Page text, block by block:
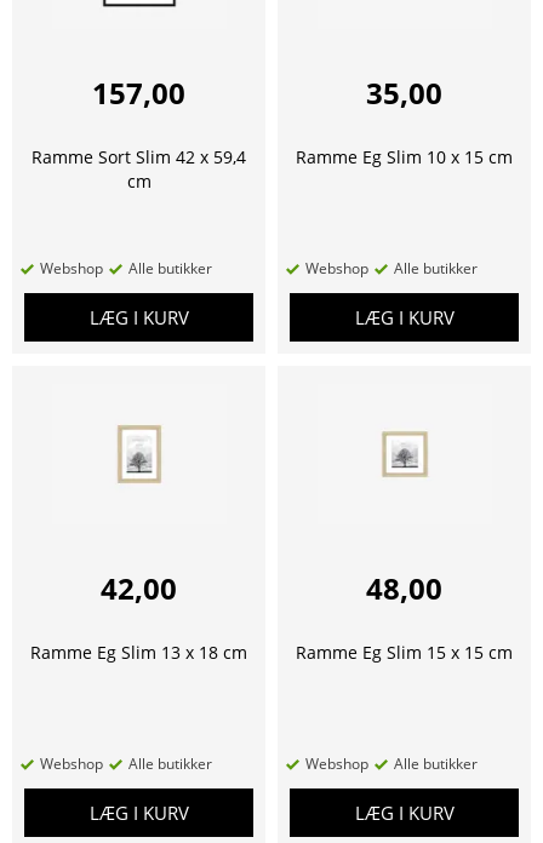
157,00
Ramme Sort Slim 42 x 59,4
cm
Webshop Alle butikker
LÆG I KURV
35,00
Ramme Eg Slim 10 x 15 cm
Webshop Alle butikker
LÆG I KURV
42,00
Ramme Eg Slim 13 x 18 cm
Webshop Alle butikker
LÆG I KURV
48,00
Ramme Eg Slim 15 x 15 cm
Webshop Alle butikker
LÆG I KURV